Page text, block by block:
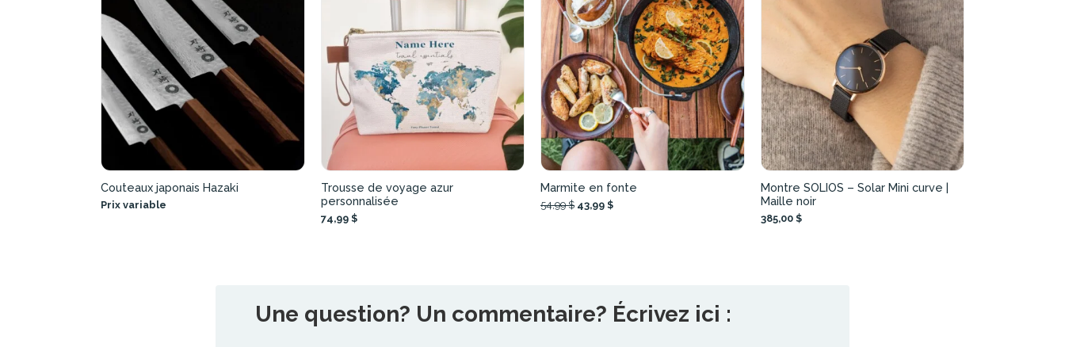
Couteaux japonais Hazaki
Prix variable
Trousse de voyage azur
personnalisée
74,99 $
Marmite en fonte
54,99 $ 43,99 $
Montre SOLIOS – Solar Mini curve |
Maille noir
385,00 $
Une question? Un commentaire? Écrivez ici :